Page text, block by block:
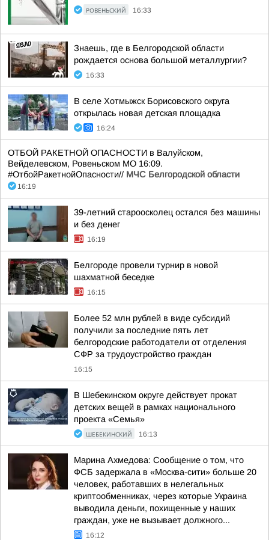
РОВЕНЬСКИЙ 16:33
Знаешь, где в Белгородской области
рождается основа большой металлургии?
16:33
В селе Хотмыжск Борисовского округа
открылась новая детская площадка
16:24
ОТБОЙ РАКЕТНОЙ ОПАСНОСТИ в Валуйском,
Вейделевском, Ровеньском МО 16:09.
#ОтбойРакетнойОпасности// МЧС Белгородской области
16:19
39-летний староосколец остался без машины
и без денег
16:19
Белгороде провели турнир в новой
шахматной беседке
16:15
Более 52 млн рублей в виде субсидий
получили за последние пять лет
белгородские работодатели от отделения
СФР за трудоустройство граждан
16:15
В Шебекинском округе действует прокат
детских вещей в рамках национального
проекта «Семья»
ШЕБЕКИНСКИЙ 16:13
Марина Ахмедова: Сообщение о том, что
ФСБ задержала в «Москва-сити» больше 20
человек, работавших в нелегальных
криптообменниках, через которые Украина
выводила деньги, похищенные у наших
граждан, уже не вызывает должного...
16:12